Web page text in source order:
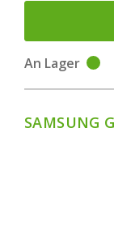
An Lager
SAMSUNG